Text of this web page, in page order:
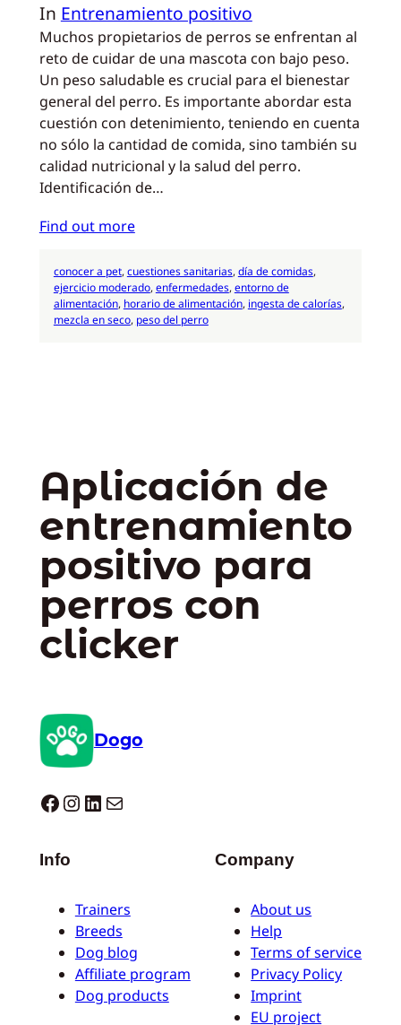
In Entrenamiento positivo
Muchos propietarios de perros se enfrentan al
reto de cuidar de una mascota con bajo peso.
Un peso saludable es crucial para el bienestar
general del perro. Es importante abordar esta
cuestión con detenimiento, teniendo en cuenta
no sólo la cantidad de comida, sino también su
calidad nutricional y la salud del perro.
Identificación de…
Find out more
conocer a pet, cuestiones sanitarias, día de comidas
ejercicio moderado, enfermedades, entorno de
alimentación, horario de alimentación, ingesta de calorías
mezcla en seco, peso del perro
Aplicación de
entrenamiento
positivo para
perros con
clicker
Dogo
Dogo facebook InstagramLinkedIn Correo electrónico
Info
Trainers
Breeds
Dog blog
Affiliate program
Dog products
Company
About us
Help
Terms of service
Privacy Policy
Imprint
EU project